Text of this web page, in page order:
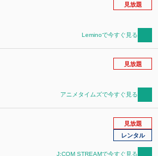
見放題
Leminoで今すぐ見る
見放題
アニメタイムズで今すぐ見る
見放題
レンタル
J:COM STREAMで今すぐ見る